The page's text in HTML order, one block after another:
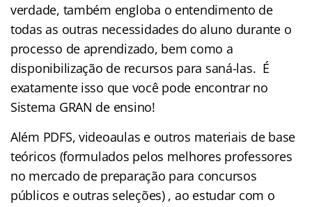
verdade, também engloba o entendimento de
todas as outras necessidades do aluno durante o
processo de aprendizado, bem como a
disponibilização de recursos para saná-las. É
exatamente isso que você pode encontrar no
Sistema GRAN de ensino!
Além PDFS, videoaulas e outros materiais de base
teóricos (formulados pelos melhores professores
no mercado de preparação para concursos
públicos e outras seleções) , ao estudar com o